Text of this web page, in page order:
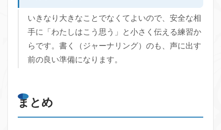
いきなり大きなことでなくてよいので、安全な相
手に「わたしはこう思う」と小さく伝える練習か
らです。書く（ジャーナリング）のも、声に出す
前の良い準備になります。
まとめ